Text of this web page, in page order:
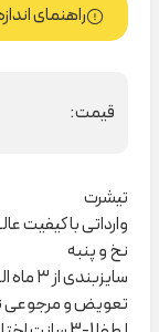
راهنمای
قیمت:
تیشرت
وارداتی با کیفیت
نخ و پنبه
سایزبندی از ۳ ماه الی ۴ سال
تعویض و مرجوعی